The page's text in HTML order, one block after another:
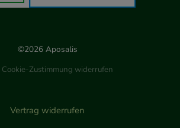
©2026 Aposalis
Zustimmung widerrufen
Vertrag widerrufen